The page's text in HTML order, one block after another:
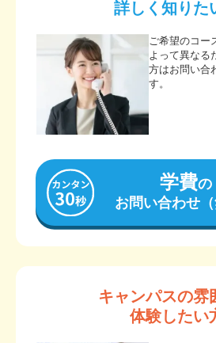
詳しく知りた
ご希望のコー
よって異なる
方はお問い合
す。
学費の
お問い合わせ（
キャンパスの雰
体験したい